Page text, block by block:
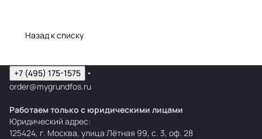
Назад к списку
+7 (495) 175-1575
order@mygrundfos.ru
Работаем только с юридическими лицами
Юридический адрес:
125424, г. Москва, улица Лётная 99, с. 3, оф. 28